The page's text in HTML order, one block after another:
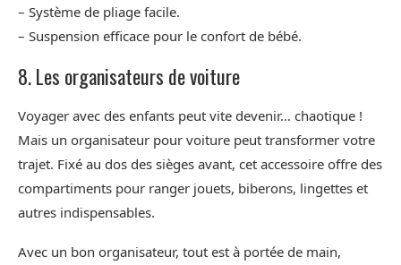
– Système de pliage facile.
– Suspension efficace pour le confort de bébé.
8. Les organisateurs de voiture
Voyager avec des enfants peut vite devenir… chaotique !
Mais un organisateur pour voiture peut transformer votre
trajet. Fixé au dos des sièges avant, cet accessoire offre des
compartiments pour ranger jouets, biberons, lingettes et
autres indispensables.
Avec un bon organisateur, tout est à portée de main,